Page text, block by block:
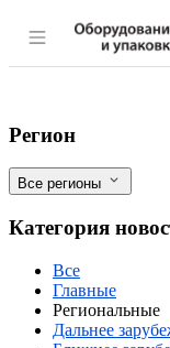
Раздел
Хабаровский
Фильтры
Регион
Все регионы
Категория
Все
Главные
Региональные
Дальнее